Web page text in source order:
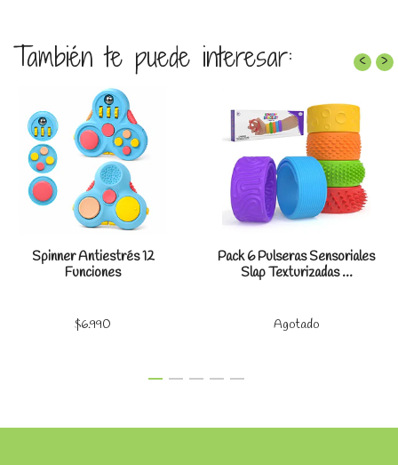
También te puede interesar:
Spinner Antiestrés 12
Funciones
$6.990
Pack 6 Pulseras Sensoriales
Slap Texturizadas ...
Agotado
‹ ›